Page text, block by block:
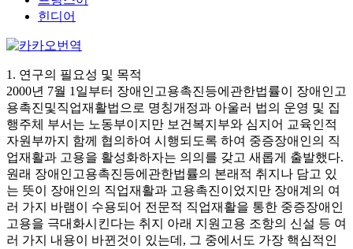
힌디어
1. 연구의 필요성 및 목적
2000년 7월 1일부터 장애인고용촉진등에관한법률이 장애인고
용촉진및직업재활법으로 명칭개정과 아울러 법의 운영 및 집
행주체 부서는 노동부이지만 보건복지부와 심지어 교육인적
자원부까지 함께 협의하여 시행되도록 하여 중증장애인의 직
업재활과 고용을 활성화하자는 의의를 갖고 새롭게 출발했다.
원래 장애인고용촉진등에관한법률의 본래적 취지나 담고 있
는 뜻이 장애인의 직업재활과 고용촉진이었지만 장애계의 여
러 가지 바램이 수용되어 전문적 직업재활을 통한 중증장애인
고용을 극대화시킨다는 취지 아래 지원고용 조항의 신설 등 여
러 가지 내용이 바뀐것이 있는데, 그 중에서도 가장 핵심적인